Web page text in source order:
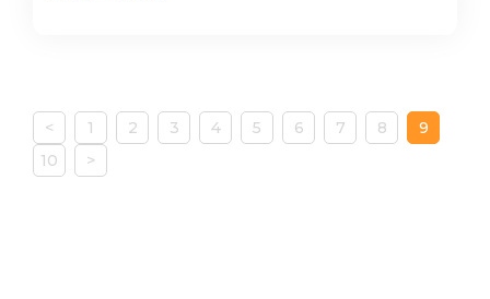
< 1 2 3 4 5 6 7 8
9
10
>